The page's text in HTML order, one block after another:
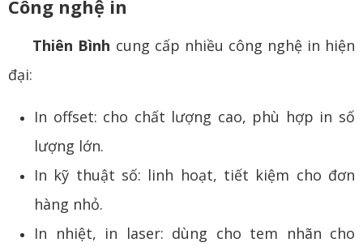
Công nghệ in
Thiên Bình cung cấp nhiều công nghệ in hiện
đại:
In offset: cho chất lượng cao, phù hợp in số
lượng lớn.
In kỹ thuật số: linh hoạt, tiết kiệm cho đơn
hàng nhỏ.
In nhiệt, in laser: dùng cho tem nhãn cho